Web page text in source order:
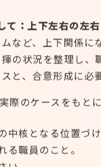
て：上下左右の左
など、上下関係に
の状況を整理し
と、合意形成に必
実際のケースをもと
中核となる位置づ
る職員のこと。